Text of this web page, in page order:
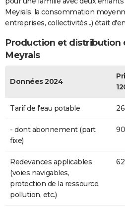
Meyrals, la consommation
entreprises, collectivités...) était
Production et distribution
Meyrals
Données 2024
Tarif de l'eau potable
- dont abonnement (part
fixe)
Redevances applicables
(voies navigables,
protection de la ressource,
pollution, etc.)